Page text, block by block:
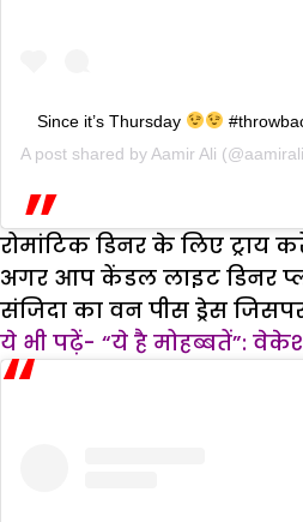
Since it’s Thursday
A post shared by Aamir Ali
रोमांटिक डिनर के लिए ट्राय
अगर आप केंडल लाइट डिनर
संजिदा का वन पीस ड्रेस
ये भी पढ़ें- “ये है मोहब्बतें”: